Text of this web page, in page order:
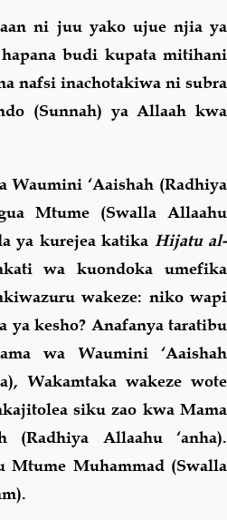
ni juu yako ujue njia ya
budi kupata mitihani
nafsi inachotakiwa ni subra
(Sunnah) ya Allaah kwa
‘Aaishah (Radhiya
Mtume (Swalla Allaahu
ya kurejea katika Hijatu al-
wa kuondoka umefika
wakeze: niko wapi
ya kesho? Anafanya taratibu
wa Waumini ‘Aaishah
Wakamtaka wakeze wote
siku zao kwa Mama
(Radhiya Allaahu ‘anha).
Muhammad (Swalla